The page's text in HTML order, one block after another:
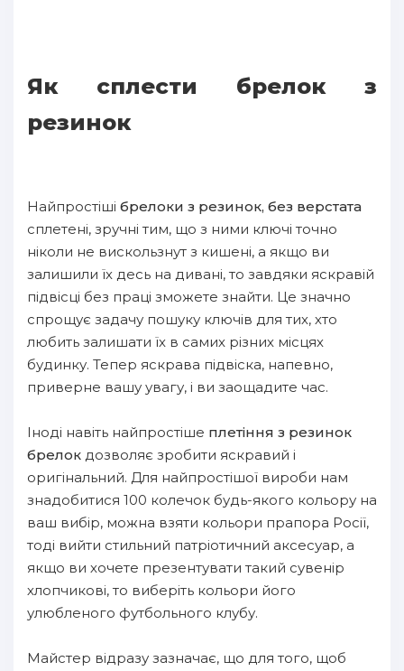
Як сплести брелок з
резинок
Найпростіші брелоки з резинок, без верстата
сплетені, зручні тим, що з ними ключі точно
ніколи не вискользнут з кишені, а якщо ви
залишили їх десь на дивані, то завдяки яскравій
підвісці без праці зможете знайти. Це значно
спрощує задачу пошуку ключів для тих, хто
любить залишати їх в самих різних місцях
будинку. Тепер яскрава підвіска, напевно,
приверне вашу увагу, і ви заощадите час.
Іноді навіть найпростіше плетіння з резинок
брелок дозволяє зробити яскравий і
оригінальний. Для найпростішої вироби нам
знадобитися 100 колечок будь-якого кольору на
ваш вибір, можна взяти кольори прапора Росії,
тоді вийти стильний патріотичний аксесуар, а
якщо ви хочете презентувати такий сувенір
хлопчикові, то виберіть кольори його
улюбленого футбольного клубу.
Майстер відразу зазначає, що для того, щоб